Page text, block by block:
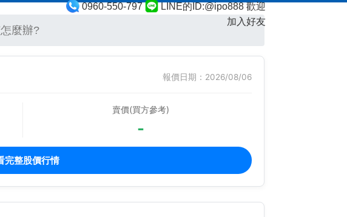
0960-550-797
LINE的ID:@ipo888 歡迎
加入好友
麼辦?
報價日期：2026/08/06
賣價(買方參考)
-
完整股價行情